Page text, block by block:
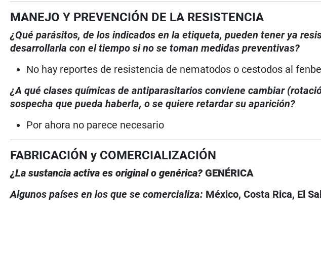
MANEJO Y PREVENCIÓN DE LA RESISTENCIA
¿Qué parásitos, de los indicados en la etiqueta, pueden tener ya
desarrollarla con el tiempo si no se toman medidas preventivas?
No hay reportes de resistencia de nematodos o cestodos al
¿A qué clases químicas de antiparasitarios conviene cambiar
sospecha que pueda haberla, o se quiere retardar su aparición?
Por ahora no parece necesario
FABRICACIÓN y COMERCIALIZACIÓN
¿La sustancia activa es original o genérica? GENÉRICA
Algunos países en los que se comercializa: México, Costa Rica, El